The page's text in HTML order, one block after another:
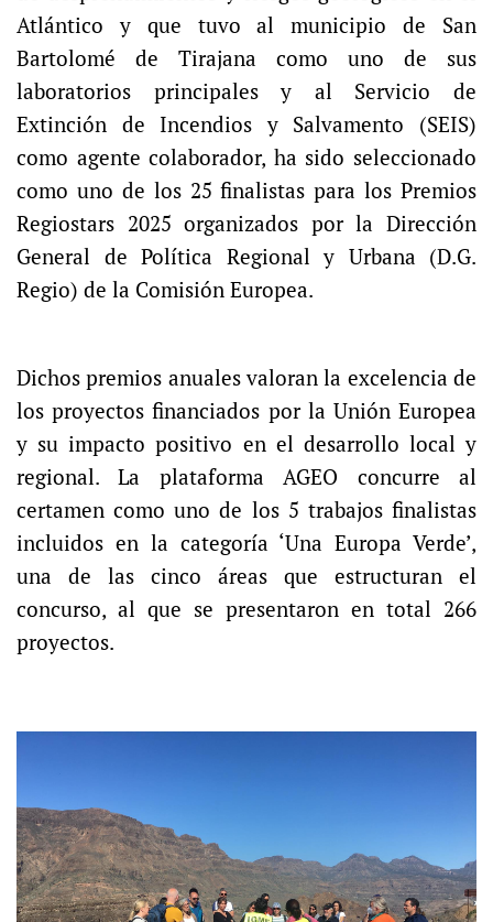
Atlántico y que tuvo al municipio de San
Bartolomé de Tirajana como uno de sus
laboratorios principales y al Servicio de
Extinción de Incendios y Salvamento (SEIS)
como agente colaborador, ha sido seleccionado
como uno de los 25 finalistas para los Premios
Regiostars 2025 organizados por la Dirección
General de Política Regional y Urbana (D.G.
Regio) de la Comisión Europea.
Dichos premios anuales valoran la excelencia de
los proyectos financiados por la Unión Europea
y su impacto positivo en el desarrollo local y
regional. La plataforma AGEO concurre al
certamen como uno de los 5 trabajos finalistas
incluidos en la categoría ‘Una Europa Verde’,
una de las cinco áreas que estructuran el
concurso, al que se presentaron en total 266
proyectos.